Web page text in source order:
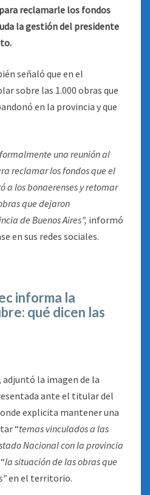
reclamarle los fondos
la gestión del presidente
señaló que en el
sobre las 1.000 obras que
en la provincia y que
una reunión al
reclamar los fondos que el
a los bonaerenses y retomar
que dejaron
de Buenos Aires”, informó
en sus redes sociales.
informa la
qué dicen las
la imagen de la
ante el titular del
explicita mantener una
“temas vinculados a las
Nacional con la provincia
la situación de las obras que
en el territorio.